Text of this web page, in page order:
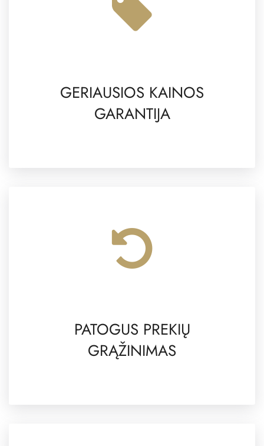
GERIAUSIOS KAINOS
GARANTIJA
PATOGUS PREKIŲ
GRĄŽINIMAS